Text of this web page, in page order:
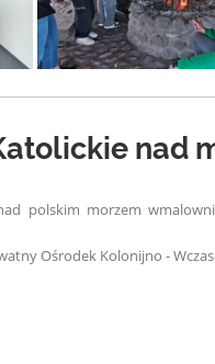
nad
polskim morzem w
Ośrodek Kolonijno -